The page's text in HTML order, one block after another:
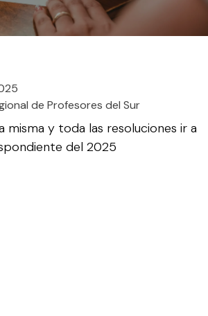
de Profesores del Sur
misma y toda las resoluciones ir a
del 2025